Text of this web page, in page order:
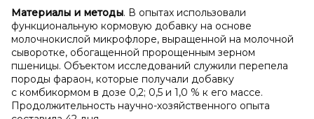
Материалы и методы. В опытах использовали
функциональную кормовую добавку на основе
молочнокислой микрофлоре, выращенной на молочной
сыворотке, обогащенной пророщенным зерном
пшеницы. Объектом исследований служили перепела
породы фараон, которые получали добавку
с комбикормом в дозе 0,2; 0,5 и 1,0 % к его массе.
Продолжительность научно-хозяйственного опыта